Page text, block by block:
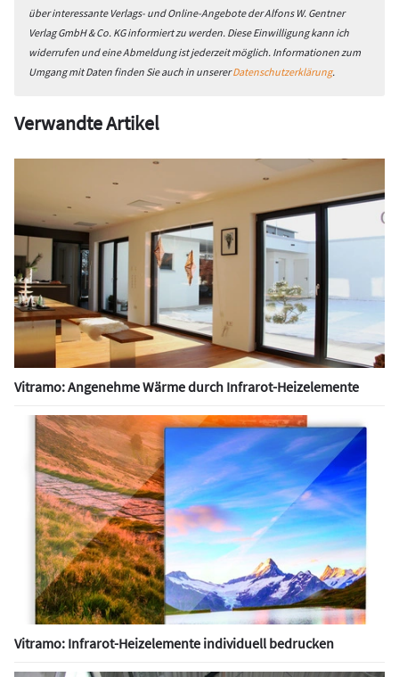
über interessante Verlags- und Online-Angebote der Alfons W. Gentner
Verlag GmbH & Co. KG informiert zu werden. Diese Einwilligung kann ich
widerrufen und eine Abmeldung ist jederzeit möglich. Informationen zum
Umgang mit Daten finden Sie auch in unsererDatenschutzerklärung.
Verwandte Artikel
Vitramo: Angenehme Wärme durch Infrarot-Heizelemente
Vitramo: Infrarot-Heizelemente individuell bedrucken